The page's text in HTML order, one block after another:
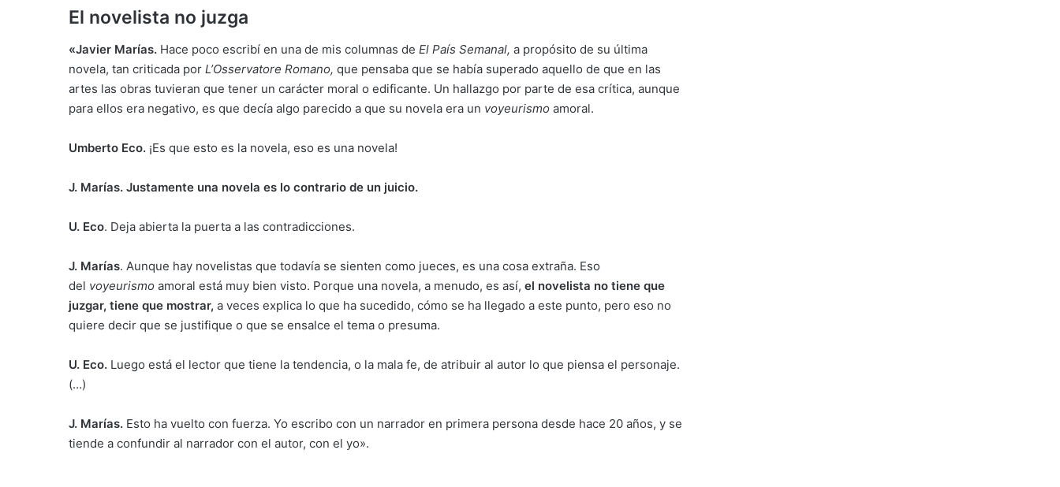
El novelista no juzga
«Javier Marías. Hace poco escribí en una de mis columnas de El País Semanal, a propósito de su última
novela, tan criticada por L’Osservatore Romano, que pensaba que se había superado aquello de que en las
artes las obras tuvieran que tener un carácter moral o edificante. Un hallazgo por parte de esa crítica, aunque
para ellos era negativo, es que decía algo parecido a que su novela era un voyeurismo amoral.
Umberto Eco. ¡Es que esto es la novela, eso es una novela!
J. Marías. Justamente una novela es lo contrario de un juicio.
U. Eco. Deja abierta la puerta a las contradicciones.
J. Marías. Aunque hay novelistas que todavía se sienten como jueces, es una cosa extraña. Eso
del voyeurismo amoral está muy bien visto. Porque una novela, a menudo, es así, el novelista no tiene que
juzgar, tiene que mostrar, a veces explica lo que ha sucedido, cómo se ha llegado a este punto, pero eso no
quiere decir que se justifique o que se ensalce el tema o presuma.
U. Eco. Luego está el lector que tiene la tendencia, o la mala fe, de atribuir al autor lo que piensa el personaje.
(…)
J. Marías. Esto ha vuelto con fuerza. Yo escribo con un narrador en primera persona desde hace 20 años, y se
tiende a confundir al narrador con el autor, con el yo».